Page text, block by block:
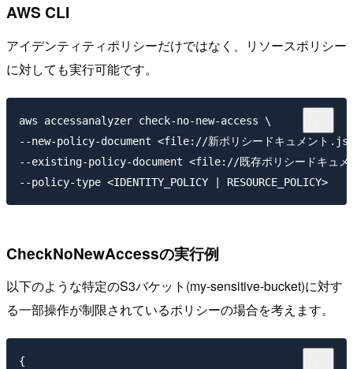
AWS CLI
アイデンティティポリシーだけではなく、リソースポリシー
に対しても実行可能です。
aws accessanalyzer check-no-new-access \
--new-policy-document <file://新ポリシードキュメント
--existing-policy-document <file://既存ポリシードキュ
CheckNoNewAccessの実行例
以下のような特定のS3バケット(my-sensitive-bucket)に対す
る一部操作が制限されているポリシーの場合を考えます。
{